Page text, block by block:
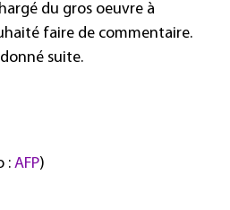
du gros oeuvre à
faire de commentaire.
suite.
: AFP)